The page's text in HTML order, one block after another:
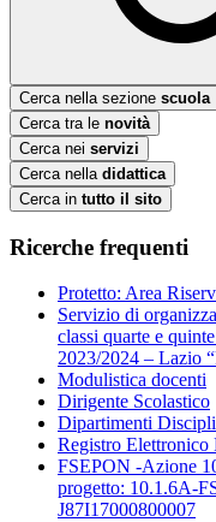
Cerca nella sezione scuola
Cerca tra le novità
Cerca nei servizi
Cerca nella didattica
Cerca in tutto il sito
Ricerche frequenti
Protetto: Area
Servizio di
classi quarte e
2023/2024 – Lazio
Modulistica docenti
Dirigente Scolastico
Dipartimenti
Registro Elettronico
FSEPON -Azione
progetto: 10.1.6A-
J87I17000800007